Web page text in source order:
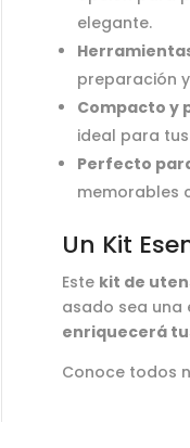
elegante.
preparación
Compacto y
ideal para
Perfecto
memorables
Un Kit
Este kit de
asado sea una
enriquecerá
Conoce todos